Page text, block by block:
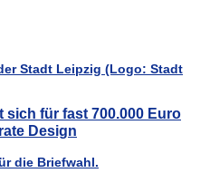
sich für fast 700.000 Euro
Design